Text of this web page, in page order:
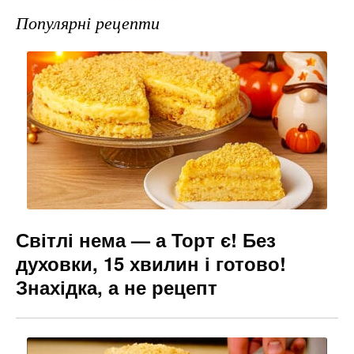
e
b
o
o
k
gr
a
m
e
n
g
er
Популярні рецепти
Світлі нема — а Торт є! Без
духовки, 15 хвилин і готово!
Знахідка, а не рецепт